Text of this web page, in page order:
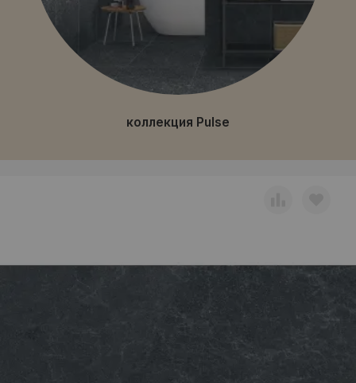
коллекция Pulse